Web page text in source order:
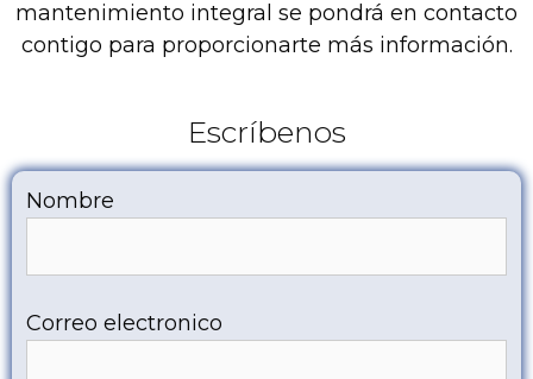
mantenimiento integral se pondrá en contacto
contigo para proporcionarte más información.
Escríbenos
Nombre
Correo electronico